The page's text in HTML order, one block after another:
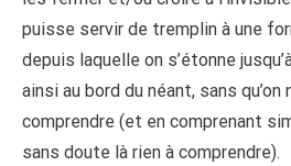
puisse servir de tremplin à une
depuis laquelle on s’étonne
ainsi au bord du néant, sans
comprendre (et en comprenant
sans doute là rien à comprendre).